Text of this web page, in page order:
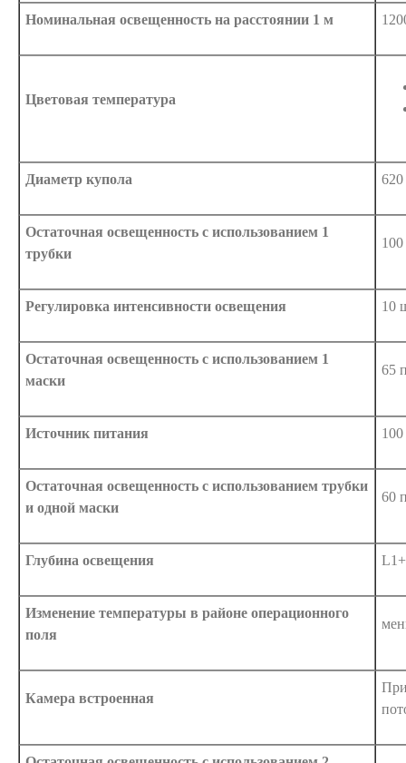
Номинальная освещенность на расстоянии 1 м
Цветовая температура
Диаметр купола
Остаточная освещенность с использованием 1
трубки
Регулировка интенсивности освещения 10
Остаточная освещенность с использованием 1
маски
65
Источник питания
Остаточная освещенность с использованием трубки
и одной маски
60
Глубина освещения
Изменение температуры в районе операционного
поля
Камера встроенная